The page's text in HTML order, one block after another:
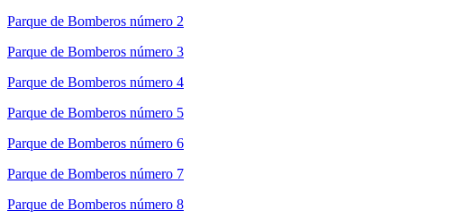
Parque de Bomberos número 2
Parque de Bomberos número 3
Parque de Bomberos número 4
Parque de Bomberos número 5
Parque de Bomberos número 6
Parque de Bomberos número 7
Parque de Bomberos número 8